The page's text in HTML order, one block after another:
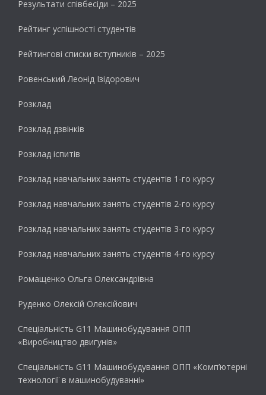
Результати cпівбесіди – 2025
Рейтинг успішності студентів
Рейтингові списки вступників – 2025
Ровенський Леонід Ізідорович
Розклад
Розклад дзвінків
Розклад іспитів
Розклад навчальних занять студентів 1-го курсу
Розклад навчальних занять студентів 2-го курсу
Розклад навчальних занять студентів 3-го курсу
Розклад навчальних занять студентів 4-го курсу
Ромащенко Ольга Олександрівна
Руденко Олексій Олексійович
Спеціальність G11 Машинобудування ОПП
«Виробництво двигунів»
Спеціальність G11 Машинобудування ОПП «Комп’ютерні
технології в машинобудуванні»